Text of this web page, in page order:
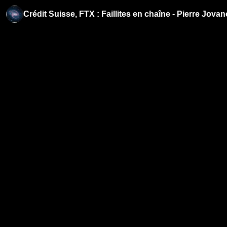
Crédit Suisse, FTX : Faillites en chaîne - Pierre